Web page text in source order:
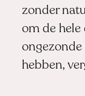
zonder
om de hele
hebben,